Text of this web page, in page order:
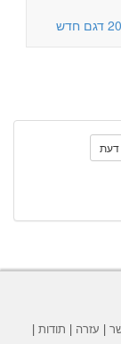
דעת
| עזרה | תודות |